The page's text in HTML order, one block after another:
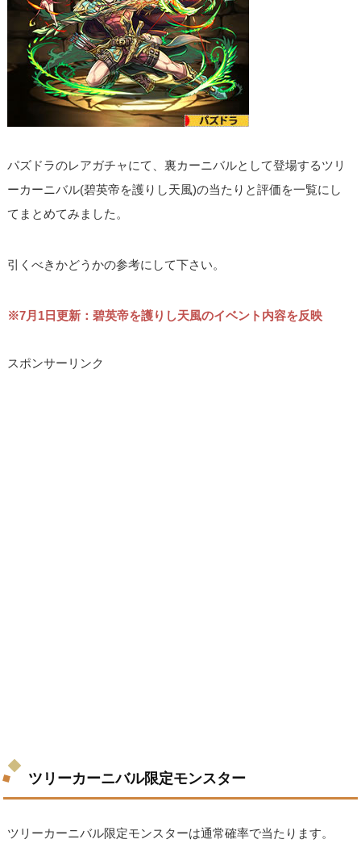
パズドラのレアガチャにて、裏カーニバルとして登場するツリ
ーカーニバル(碧英帝を護りし天風)の当たりと評価を一覧にし
てまとめてみました。
引くべきかどうかの参考にして下さい。
※7月1日更新：碧英帝を護りし天風のイベント内容を反映
スポンサーリンク
ツリーカーニバル限定モンスター
ツリーカーニバル限定モンスターは通常確率で当たります。